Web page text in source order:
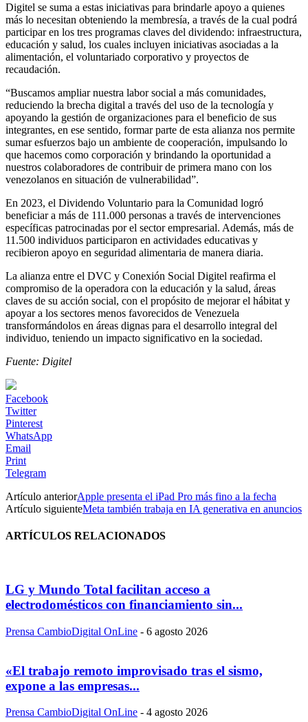
Digitel se suma a estas iniciativas para brindarle apoyo a quienes
más lo necesitan obteniendo la membresía, a través de la cual podrá
participar en los tres programas claves del dividendo: infraestructura,
educación y salud, los cuales incluyen iniciativas asociadas a la
alimentación, el voluntariado corporativo y proyectos de
recaudación.
“Buscamos ampliar nuestra labor social a más comunidades,
reduciendo la brecha digital a través del uso de la tecnología y
apoyando la gestión de organizaciones para el beneficio de sus
integrantes, en ese sentido, formar parte de esta alianza nos permite
sumar esfuerzos bajo un ambiente de cooperación, impulsando lo
que hacemos como corporación y brindando la oportunidad a
nuestros colaboradores de contribuir de primera mano con los
venezolanos en situación de vulnerabilidad”.
En 2023, el Dividendo Voluntario para la Comunidad logró
beneficiar a más de 111.000 personas a través de intervenciones
específicas patrocinadas por el sector empresarial. Además, más de
11.500 individuos participaron en actividades educativas y
recibieron apoyo en seguridad alimentaria de manera diaria.
La alianza entre el DVC y Conexión Social Digitel reafirma el
compromiso de la operadora con la educación y la salud, áreas
claves de su acción social, con el propósito de mejorar el hábitat y
apoyar a los sectores menos favorecidos de Venezuela
transformándolos en áreas dignas para el desarrollo integral del
individuo, teniendo un impacto significativo en la sociedad.
Fuente: Digitel
Facebook
Twitter
Pinterest
WhatsApp
Email
Print
Telegram
Artículo anteriorApple presenta el iPad Pro más fino a la fecha
Artículo siguienteMeta también trabaja en IA generativa en anuncios
ARTÍCULOS RELACIONADOS
LG y Mundo Total facilitan acceso a
electrodomésticos con financiamiento sin...
Prensa CambioDigital OnLine - 6 agosto 2026
«El trabajo remoto improvisado tras el sismo,
expone a las empresas...
Prensa CambioDigital OnLine - 4 agosto 2026